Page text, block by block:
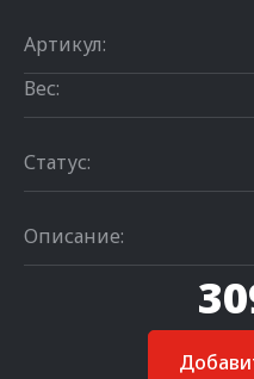
Артикул:
Вес:
Статус:
Описание: